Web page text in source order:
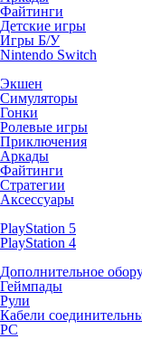
Файтинги
Детские игры
Игры Б/У
Nintendo Switch
Экшен
Симуляторы
Гонки
Ролевые игры
Приключения
Аркады
Файтинги
Стратегии
Аксессуары
PlayStation 5
PlayStation 4
Дополнительное
Геймпады
Рули
Кабели
PC